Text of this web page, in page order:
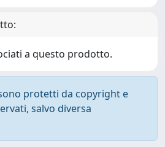
a questo prodotto.
protetti da copyright e
salvo diversa